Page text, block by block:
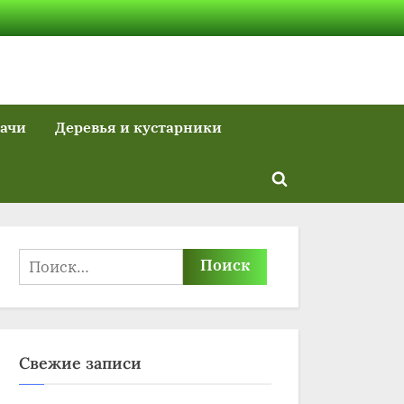
Деревья и кустарники
Toggle
Найти:
Свежие записи